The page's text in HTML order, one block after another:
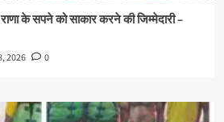
के सपने को साकार करने की जिम्मेदारी –
2026 0